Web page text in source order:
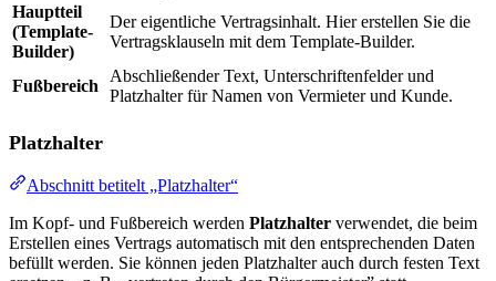
Hauptteil
(Template-
Builder)
Der eigentliche Vertragsinhalt. Hier erstellen Sie die
Vertragsklauseln mit dem Template-Builder.
Fußbereich
Abschließender Text, Unterschriftenfelder und
Platzhalter für Namen von Vermieter und Kunde.
Platzhalter
Abschnitt betitelt „Platzhalter“
Im Kopf- und Fußbereich werden Platzhalter verwendet, die beim
Erstellen eines Vertrags automatisch mit den entsprechenden Daten
befüllt werden. Sie können jeden Platzhalter auch durch festen Text